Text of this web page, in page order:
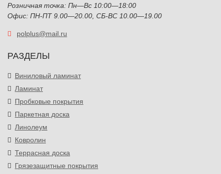
Розничная точка: Пн—Вс 10:00—18:00
Офис: ПН-ПТ 9.00—20.00, СБ-ВС 10.00—19.00
polplus@mail.ru
РАЗДЕЛЫ
Виниловый ламинат
Ламинат
Пробковые покрытия
Паркетная доска
Линолеум
Ковролин
Террасная доска
Грязезащитные покрытия